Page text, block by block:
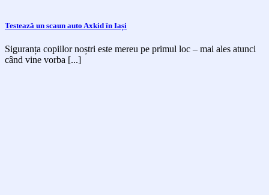
Testează un scaun auto Axkid în Iași
Siguranța copiilor noștri este mereu pe primul loc – mai ales atunci
când vine vorba [...]